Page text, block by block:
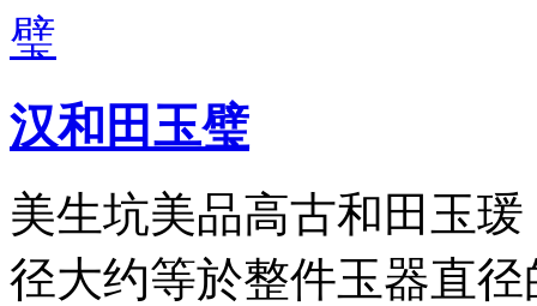
汉和田玉璧
美生坑美品高古和田玉
径大约等於整件玉器直